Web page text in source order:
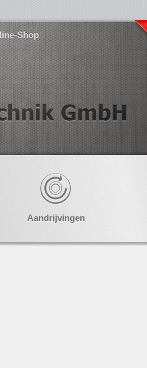
Shop
Aandrijvingen